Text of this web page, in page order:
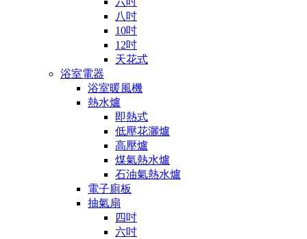
八吋
10吋
12吋
天花式
浴室電器
浴室暖風機
熱水爐
即熱式
低壓花灑爐
高壓爐
煤氣熱水爐
石油氣熱水爐
電子廁板
抽氣扇
四吋
六吋